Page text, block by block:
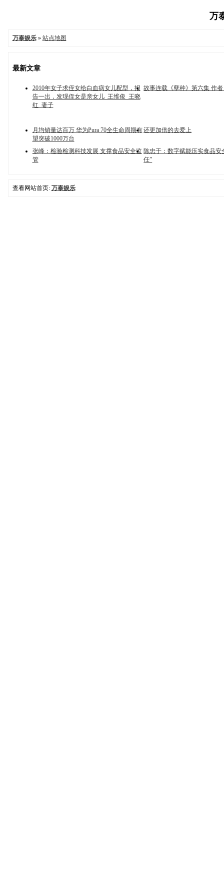
万
万泰娱乐» 站点地图
最新文章
2010年女子求侄女给白血病女儿配型，报
告一出，发现侄女是亲女儿_王维俊_王晓
红_妻子
故事连载《孽种》第六集 作
月均销量达百万 华为Pura 70全生命周期有
望突破1000万台
还更加倍的去爱上
张峰：检验检测科技发展 支撑食品安全监
管
陈忠于：数字赋能压实食品安
任”
查看网站首页: 万泰娱乐